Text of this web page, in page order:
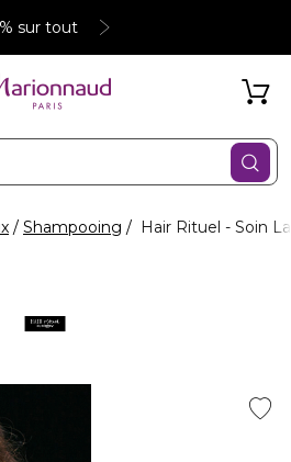
sur tout
Shampooing Hair Rituel - Soin